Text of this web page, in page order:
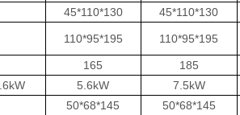
45*110*130
45*110*130
110*95*195
110*95*195
165
185
5.6kW
7.5kW
50*68*145 50*68*145